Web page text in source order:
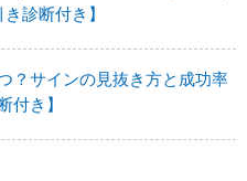
診断付き】
？サインの見抜き方と成功率
付き】